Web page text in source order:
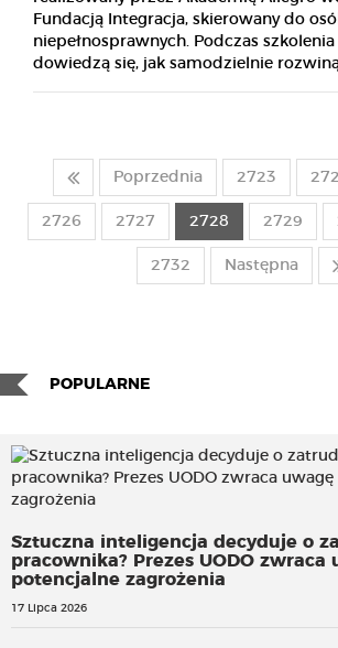
Fundacją Integracja, skierowany do
niepełnosprawnych. Podczas
dowiedzą się, jak samodzielnie
Poprzednia 2723
2726 2727 2728 2729
2732 Następna
POPULARNE
Sztuczna inteligencja decyduje o
pracownika? Prezes UODO zwraca
potencjalne zagrożenia
17 Lipca 2026